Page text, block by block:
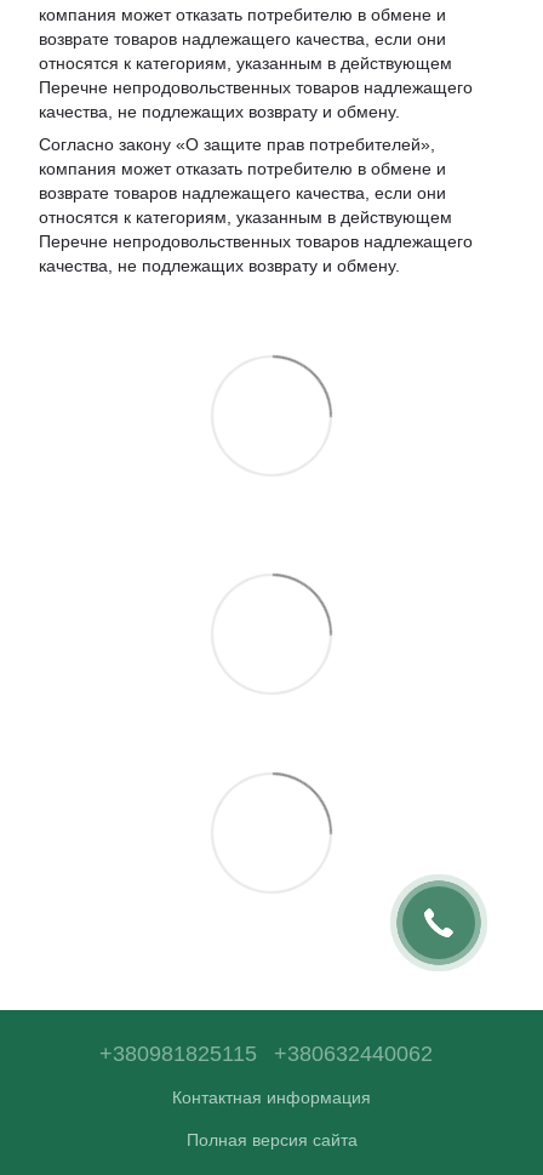
компания может отказать потребителю в обмене и
возврате товаров надлежащего качества, если они
относятся к категориям, указанным в действующем
Перечне непродовольственных товаров надлежащего
качества, не подлежащих возврату и обмену.
Согласно закону «О защите прав потребителей»,
компания может отказать потребителю в обмене и
возврате товаров надлежащего качества, если они
относятся к категориям, указанным в действующем
Перечне непродовольственных товаров надлежащего
качества, не подлежащих возврату и обмену.
+380981825115 +380632440062
Контактная информация
Полная версия сайта